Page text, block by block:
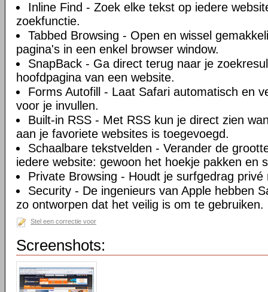
Inline Find - Zoek elke tekst op iedere
zoekfunctie.
Tabbed Browsing - Open en wissel
pagina's in een enkel browser window.
SnapBack - Ga direct terug naar je
hoofdpagina van een website.
Forms Autofill - Laat Safari automatisch en
voor je invullen.
Built-in RSS - Met RSS kun je direct zien
aan je favoriete websites is toegevoegd.
Schaalbare tekstvelden - Verander de
iedere website: gewoon het hoekje pakken en
Private Browsing - Houdt je surfgedrag
Security - De ingenieurs van Apple hebben
zo ontworpen dat het veilig is om te gebruiken.
Stel een correctie voor
Screenshots: